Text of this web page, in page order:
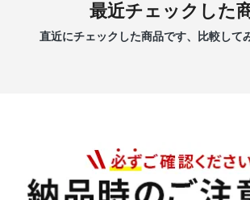
最近チェックした
直近にチェックした商品です、比較して